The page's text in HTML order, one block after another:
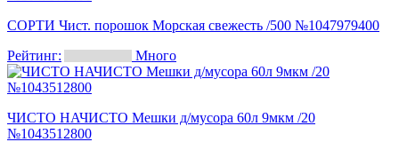
СОРТИ Чист. порошок Морская свежесть /500 №1047979400
Рейтинг:
Много
ЧИСТО НАЧИСТО Мешки д/мусора 60л 9мкм /20
№1043512800